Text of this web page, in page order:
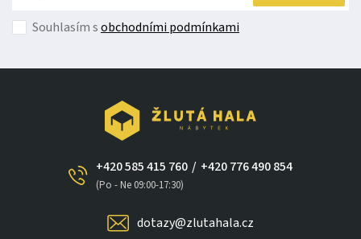
Souhlasím sobchodními podmínkami
+420 585 415 760
(Po - Ne 09:00-17:30)
/ +420 776 490 854
dotazy@zlutahala.cz